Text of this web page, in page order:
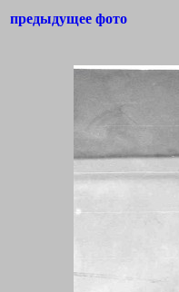
предыдущее фото